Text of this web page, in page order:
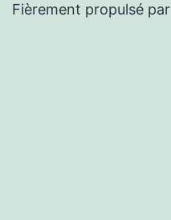
Fièrement propulsé par